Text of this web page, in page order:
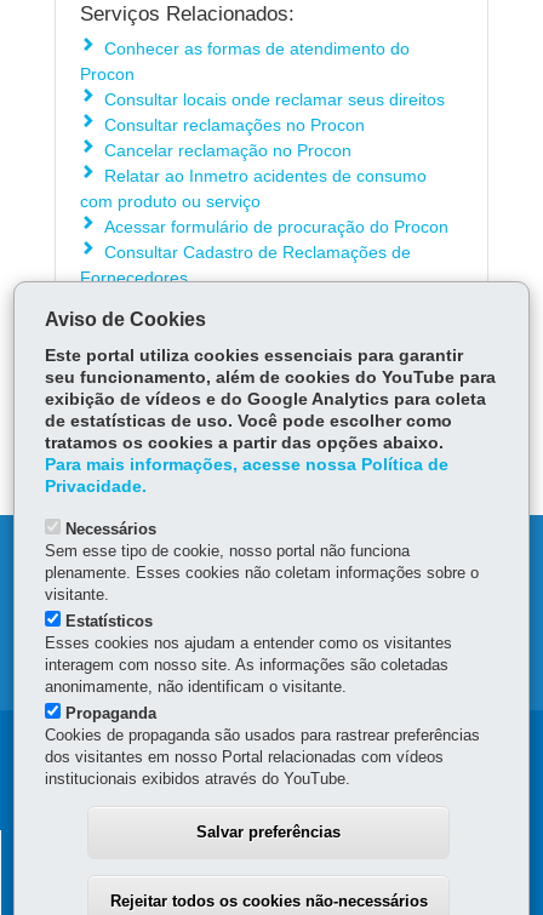
Serviços Relacionados:
Conhecer as formas de atendimento do
Procon
Consultar locais onde reclamar seus direitos
Consultar reclamações no Procon
Cancelar reclamação no Procon
Relatar ao Inmetro acidentes de consumo
com produto ou serviço
Acessar formulário de procuração do Procon
Consultar Cadastro de Reclamações de
Fornecedores
Resolução do Procon
ÓRGÃO RESPONSÁVEL
DEIXE SUA OPINIÃO
MAPA DO SITE
DENUNCIE CORRUPÇÃO
Navegação
principal
SUPERINTENDÊNCIA GERAL DE
Rua Jacy Loureiro de Campos, s/n - 4º Andar - Ala C - Centro Cívico
Aviso de Cookies
Este portal utiliza cookies essenciais para garantir
seu funcionamento, além de cookies do YouTube para
exibição de vídeos e do Google Analytics para coleta
de estatísticas de uso. Você pode escolher como
tratamos os cookies a partir das opções abaixo.
Para mais informações, acesse nossa Política de
Privacidade.
Necessários
Sem esse tipo de cookie, nosso portal não funciona
plenamente. Esses cookies não coletam informações sobre o
visitante.
Estatísticos
Esses cookies nos ajudam a entender como os visitantes
interagem com nosso site. As informações são coletadas
anonimamente, não identificam o visitante.
Propaganda
Cookies de propaganda são usados para rastrear preferências
dos visitantes em nosso Portal relacionadas com vídeos
institucionais exibidos através do YouTube.
Salvar preferências
Rejeitar todos os cookies não-necessários